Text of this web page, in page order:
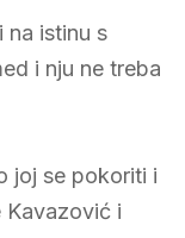
na istinu s
i nju ne treba
joj se pokoriti i
Kavazović i